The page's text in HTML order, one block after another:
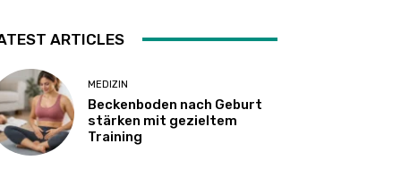
ARTICLES
MEDIZIN
Beckenboden nach Geburt
stärken mit gezieltem
Training